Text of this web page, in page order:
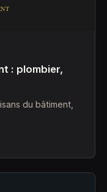
: plombier,
du bâtiment,